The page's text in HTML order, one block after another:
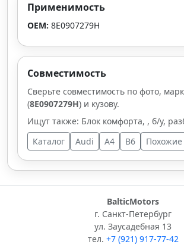
Применимость
OEM: 8E0907279H
Совместимость
Сверьте совместимость по фото,
(8E0907279H) и кузову.
Ищут также: Блок комфорта, , б/у,
Каталог
Audi A4 B6 Похожие
BalticMotors
г. Санкт-Петербург
ул. Заусадебная 13
тел. +7 (921) 917-77-42